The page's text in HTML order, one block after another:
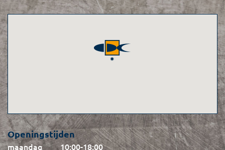
Openingstijden
maandag 10:00-18:00